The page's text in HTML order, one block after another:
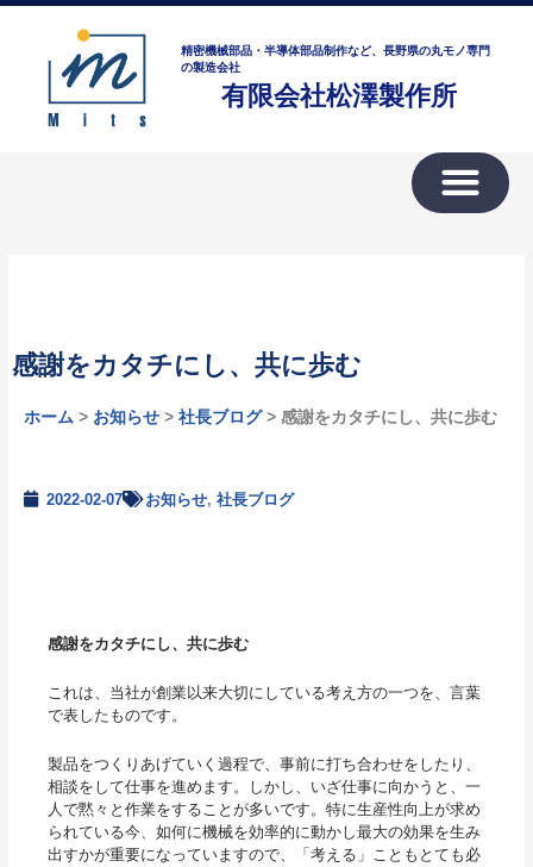
精密機械部品・半導体部品制作など、長野県の丸モノ専門
の製造会社
有限会社松澤製作所
感謝をカタチにし、共に歩む
ホーム > お知らせ > 社長ブログ> 感謝をカタチにし、共に歩む
2022-02-07 お知らせ, 社長ブログ
感謝をカタチにし、共に歩む
これは、当社が創業以来大切にしている考え方の一つを、言葉
で表したものです。
製品をつくりあげていく過程で、事前に打ち合わせをしたり、
相談をして仕事を進めます。しかし、いざ仕事に向かうと、一
人で黙々と作業をすることが多いです。特に生産性向上が求め
られている今、如何に機械を効率的に動かし最大の効果を生み
出すかが重要になっていますので、「考える」こともとても必